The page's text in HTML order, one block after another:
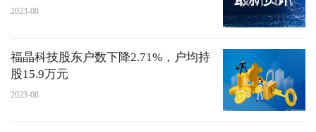
0.93%
2023-08
福晶科技股东户数下降2.71%，户均持
股15.9万元
2023-08